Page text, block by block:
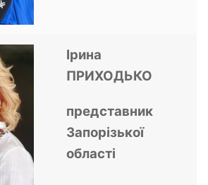
Ірина
ПРИХОДЬКО
представник
Запорізької
області